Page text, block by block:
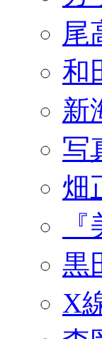
尾
和
新
写
畑
黒
X